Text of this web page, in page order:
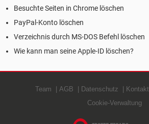
Besuchte Seiten in Chrome löschen
PayPal-Konto löschen
Verzeichnis durch MS-DOS Befehl löschen
Wie kann man seine Apple-ID löschen?
Team AGB Datenschutz Kontakt
Cookie-Verwaltung